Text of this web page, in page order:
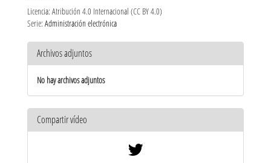
Licencia: Atribución 4.0 Internacional (CC BY 4.0)
Serie: Administración electrónica
Archivos adjuntos
No hay archivos adjuntos
Compartir vídeo